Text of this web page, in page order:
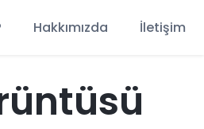
Hakkımızda İletişim